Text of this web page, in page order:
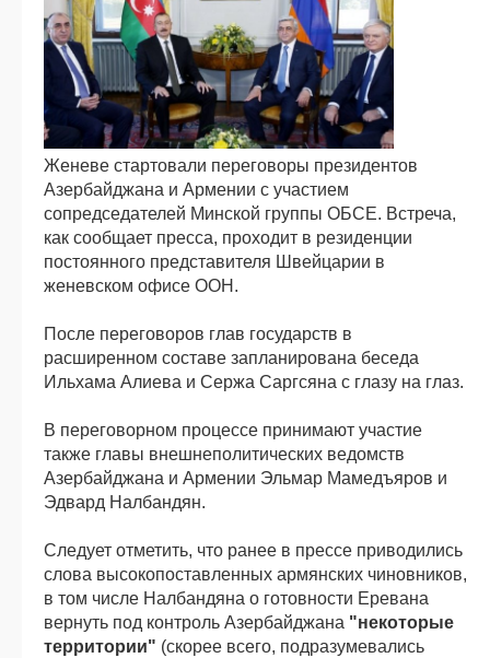
Женеве стартовали переговоры президентов
Азербайджана и Армении с участием
сопредседателей Минской группы ОБСЕ. Встреча,
как сообщает пресса, проходит в резиденции
постоянного представителя Швейцарии в
женевском офисе ООН.
После переговоров глав государств в
расширенном составе запланирована беседа
Ильхама Алиева и Сержа Саргсяна с глазу на глаз.
В переговорном процессе принимают участие
также главы внешнеполитических ведомств
Азербайджана и Армении Эльмар Мамедъяров и
Эдвард Налбандян.
Следует отметить, что ранее в прессе приводились
слова высокопоставленных армянских чиновников,
в том числе Налбандяна о готовности Еревана
вернуть под контроль Азербайджана "некоторые
территории" (скорее всего, подразумевались